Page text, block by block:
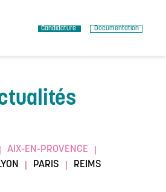
Candidature Documentation
AIX-EN-PROVENCE
PARIS REIMS